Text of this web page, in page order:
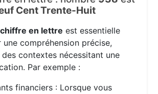
Cent Trente-Huit
chiffre en lettre est essentielle
compréhension précise,
contextes nécessitant une
Par exemple :
financiers : Lorsque vous